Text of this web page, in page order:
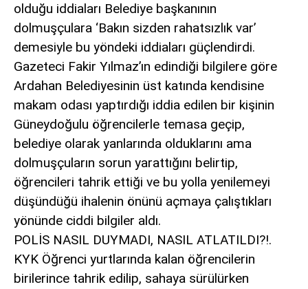
olduğu iddiaları Belediye başkanının
dolmuşçulara ‘Bakın sizden rahatsızlık var’
demesiyle bu yöndeki iddiaları güçlendirdi.
Gazeteci Fakir Yılmaz’ın edindiği bilgilere göre
Ardahan Belediyesinin üst katında kendisine
makam odası yaptırdığı iddia edilen bir kişinin
Güneydoğulu öğrencilerle temasa geçip,
belediye olarak yanlarında olduklarını ama
dolmuşçuların sorun yarattığını belirtip,
öğrencileri tahrik ettiği ve bu yolla yenilemeyi
düşündüğü ihalenin önünü açmaya çalıştıkları
yönünde ciddi bilgiler aldı.
POLİS NASIL DUYMADI, NASIL ATLATILDI?!.
KYK Öğrenci yurtlarında kalan öğrencilerin
birilerince tahrik edilip, sahaya sürülürken